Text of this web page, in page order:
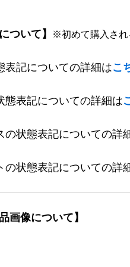
ついて】 ※初めて購入され
表記についての詳細はこ
態表記についての詳細は
の状態表記についての詳
の状態表記についての詳
画像について】